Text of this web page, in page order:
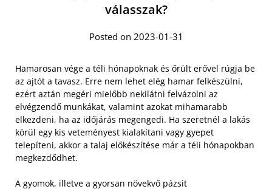
válasszak?
Posted on 2023-01-31
Hamarosan vége a téli hónapoknak és őrült erővel rúgja be
az ajtót a tavasz. Erre nem lehet elég hamar felkészülni,
ezért aztán megéri mielőbb nekilátni felvázolni az
elvégzendő munkákat, valamint azokat mihamarabb
elkezdeni, ha az időjárás megengedi. Ha szeretnél a lakás
körül egy kis veteményest kialakítani vagy gyepet
telepíteni, akkor a talaj előkészítése már a téli hónapokban
megkezdődhet.
A gyomok, illetve a gyorsan növekvő pázsit